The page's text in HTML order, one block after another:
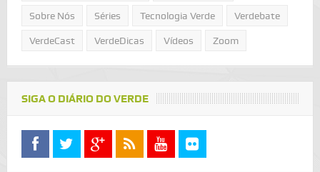
Sobre Nós Séries Tecnologia Verde Verdebate
VerdeCast VerdeDicas Vídeos Zoom
SIGA O DIÁRIO DO VERDE